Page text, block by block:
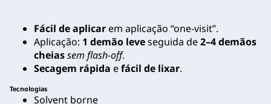
Fácil de aplicar em aplicação “one-visit”.
Aplicação: 1 demão leveseguida de2–4 demãos
cheiassem flash-off.
Secagem rápida efácil de lixar.
Tecnologias
Solvent borne